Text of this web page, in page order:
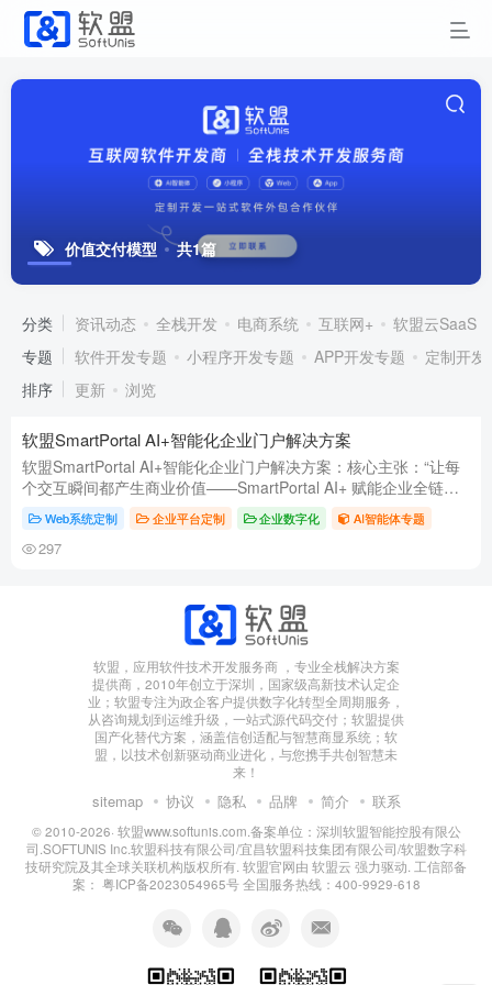
价值交付模型 共1篇
分类 资讯动态 全栈开发 电商系统 互联网+
软盟云SaaS
专题
软件开发专题 小程序开发专题 APP开发专题
定制开发
排序
更新 浏览
软盟SmartPortal AI+智能化企业门户解决方案
软盟SmartPortal AI+智能化企业门户解决方案：核心主张：“让每
个交互瞬间都产生商业价值——SmartPortal AI+ 赋能企业全链路
智能化升级”，通过AI技术重构企业门户价值链，实现从“信息展
示”...
Web系统定制 企业平台定制 企业数字化 AI智能体专题
297
软盟，应用软件技术开发服务商 ，专业全栈解决方案
提供商，2010年创立于深圳，国家级高新技术认定企
业；软盟专注为政企客户提供数字化转型全周期服务，
从咨询规划到运维升级，一站式源代码交付；软盟提供
国产化替代方案，涵盖信创适配与智慧商显系统；软
盟，以技术创新驱动商业进化，与您携手共创智慧未
来！
sitemap 协议 隐私 品牌 简介 联系
© 2010-2026· 软盟www.softunis.com.备案单位：深圳软盟智能控股有限公
司.SOFTUNIS Inc.软盟科技有限公司/宜昌软盟科技集团有限公司/软盟数字科
技研究院及其全球关联机构版权所有 . 软盟官网由 软盟云 强力驱动. 工信部备
案： 粤ICP备2023054965号全国服务热线：400-9929-618